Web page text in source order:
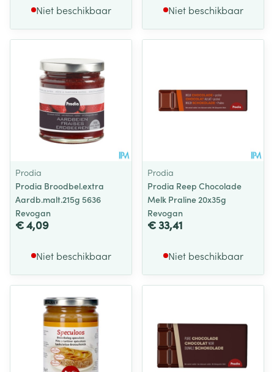
Niet beschikbaar Niet beschikbaar
Prodia
Prodia Broodbel.extra
Aardb.malt.215g 5636
Revogan
€ 4,09
Niet beschikbaar
Prodia
Prodia Reep Chocolade
Melk Praline 20x35g
Revogan
€ 33,41
Niet beschikbaar